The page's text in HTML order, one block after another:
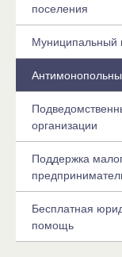
поселения
Муниципальный
организации
Поддержка
Бесплатная
помощь